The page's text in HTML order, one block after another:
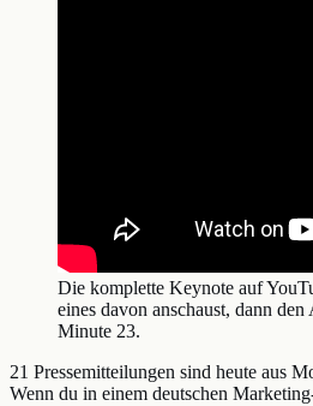
Die komplette Keynote auf
eines davon anschaust, dann
Minute 23.
21 Pressemitteilungen sind heute aus
Wenn du in einem deutschen